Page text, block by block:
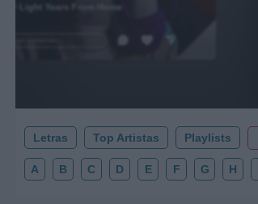
2000 Light Years From Home
Letras Top Artistas Playlists
A B C D E F G H